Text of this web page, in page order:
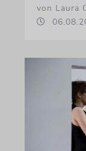
von Laura